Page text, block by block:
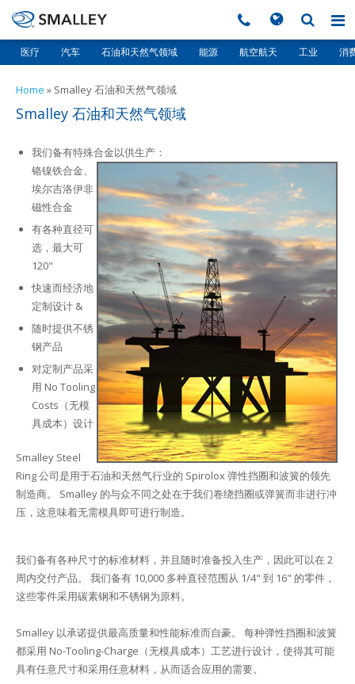
Search form
搜索
▼
医疗 汽车 石油和天然气领域 能源 航空航天 工业 消
Home » Smalley 石油和天然气领域
Smalley 石油和天然气领域
我们备有特殊合金以供生产：
铬镍铁合金、
埃尔吉洛伊非
磁性合金
有各种直径可
选，最大可
120"
快速而经济地
定制设计 &
随时提供不锈
钢产品
对定制产品采
用 No Tooling
Costs（无模
具成本）设计
Smalley Steel
Ring 公司是用于石油和天然气行业的 Spirolox 弹性挡圈和波簧的领先
制造商。 Smalley 的与众不同之处在于我们卷绕挡圈或弹簧而非进行冲
压，这意味着无需模具即可进行制造。
我们备有各种尺寸的标准材料，并且随时准备投入生产，因此可以在 2
周内交付产品。 我们备有 10,000 多种直径范围从 1/4" 到 16" 的零件，
这些零件采用碳素钢和不锈钢为原料。
Smalley 以承诺提供最高质量和性能标准而自豪。 每种弹性挡圈和波簧
都采用 No-Tooling-Charge（无模具成本）工艺进行设计，使得其可能
具有任意尺寸和采用任意材料，从而适合应用的需要。